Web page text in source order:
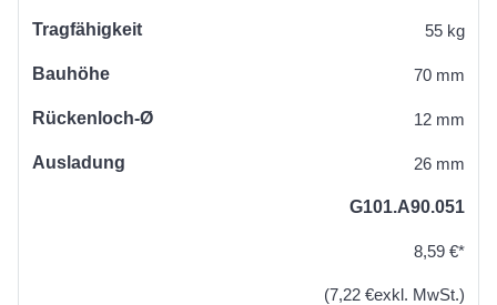
Tragfähigkeit 55 kg
Bauhöhe 70 mm
Rückenloch-Ø 12 mm
Ausladung 26 mm
G101.A90.051
8,59 €*
(7,22 €exkl. MwSt.)